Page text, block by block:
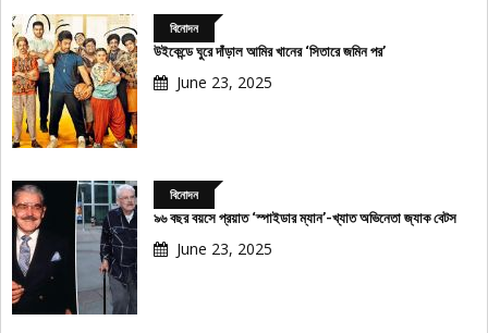
বিনোদন
উইকেন্ডে ঘুরে দাঁড়াল আমির খানের ‘সিতারে জমিন পর’
June 23, 2025
বিনোদন
৯৬ বছর বয়সে প্রয়াত ‘স্পাইডার ম্যান’-খ্যাত অভিনেতা জ্যাক বেটস
June 23, 2025